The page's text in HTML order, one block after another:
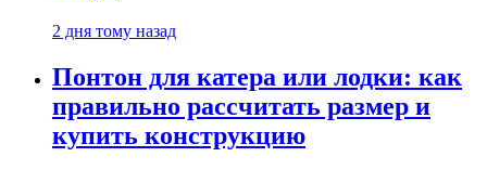
2 дня тому назад
Понтон для катера или лодки: как
правильно рассчитать размер и
купить конструкцию